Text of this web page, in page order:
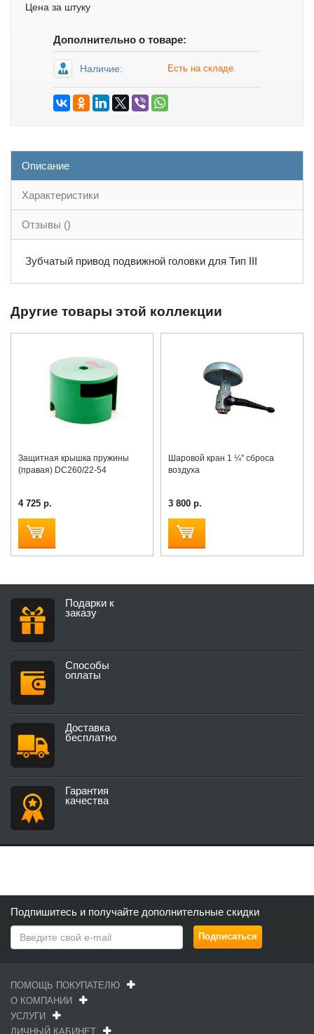
Цена за штуку
Дополнительно о товаре:
Наличие: Есть на складе.
Описание
Характеристики
Отзывы ()
Зубчатый привод подвижной головки для Тип III
Другие товары этой коллекции
Защитная крышка пружины
(правая) DC260/22-54
4 725 р.
Шаровой кран 1 ¼" сброса
воздуха
3 800 р.
Подарки к
заказу
Способы
оплаты
Доставка
бесплатно
Гарантия
качества
Подпишитесь и получайте дополнительные скидки
ПОМОЩЬ ПОКУПАТЕЛЮ
О КОМПАНИИ
УСЛУГИ
ЛИЧНЫЙ КАБИНЕТ